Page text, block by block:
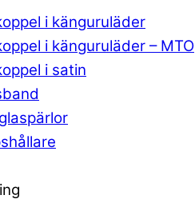
i känguruläder
i känguruläder – MTO
i satin